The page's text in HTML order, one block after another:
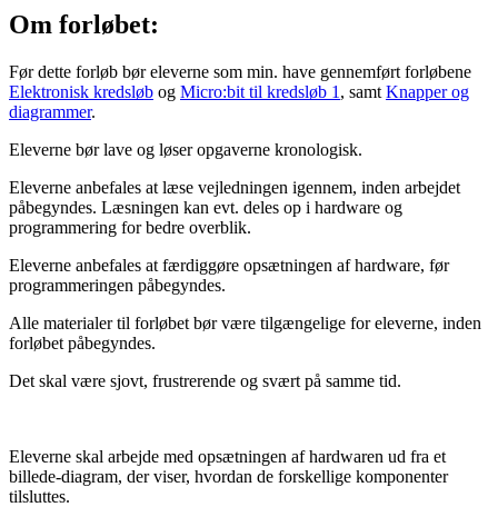
Om forløbet:
Før dette forløb bør eleverne som min. have gennemført forløbene
Elektronisk kredsløb og Micro:bit til kredsløb 1 , samt Knapper og
diagrammer.
Eleverne bør lave og løser opgaverne kronologisk.
Eleverne anbefales at læse vejledningen igennem, inden arbejdet
påbegyndes. Læsningen kan evt. deles op i hardware og
programmering for bedre overblik.
Eleverne anbefales at færdiggøre opsætningen af hardware, før
programmeringen påbegyndes.
Alle materialer til forløbet bør være tilgængelige for eleverne, inden
forløbet påbegyndes.
Det skal være sjovt, frustrerende og svært på samme tid.
Eleverne skal arbejde med opsætningen af hardwaren ud fra et
billede-diagram, der viser, hvordan de forskellige komponenter
tilsluttes.